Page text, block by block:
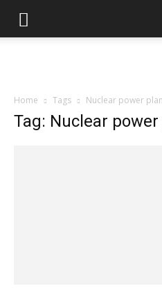
Home Tags Nuclear power
Tag: Nuclear